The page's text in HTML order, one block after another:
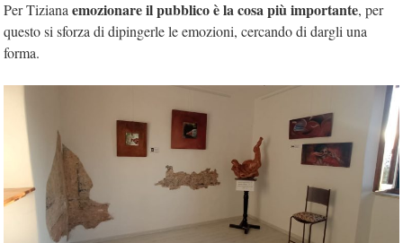
Per Tiziana emozionare il pubblico è la cosa più importante, per
questo si sforza di dipingerle le emozioni, cercando di dargli una
forma.